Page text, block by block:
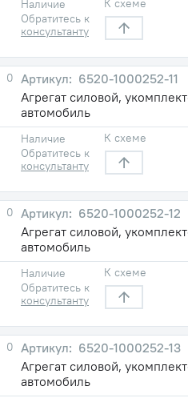
Наличие
Обратитесь к
консультанту
К схеме
0
6520-1000252-11
Агрегат силовой,
автомобиль
Наличие
Обратитесь к
консультанту
К схеме
0
6520-1000252-12
Агрегат силовой,
автомобиль
Наличие
Обратитесь к
консультанту
К схеме
0
6520-1000252-13
Агрегат силовой,
автомобиль